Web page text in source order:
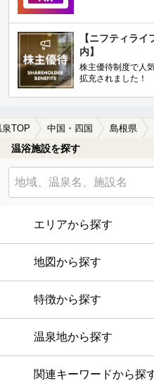
【ニフティラ
内】
株主優待制度で人
拡充されました！
泉TOP 中国・四国 島根県
温浴施設を探す
エリアから探す
地図から探す
特徴から探す
温泉地から探す
関連キーワードから探